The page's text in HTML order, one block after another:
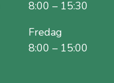
8:00 – 15:30
Fredag
8:00 – 15:00